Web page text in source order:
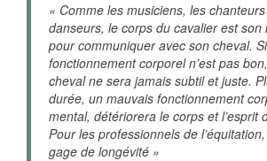
« Comme les musiciens, les
danseurs, le corps du cavalier est son
pour communiquer avec son cheval.
fonctionnement corporel n’est pas
cheval ne sera jamais subtil et juste.
durée, un mauvais fonctionnement
mental, détériorera le corps et l’esprit
Pour les professionnels de
gage de longévité »